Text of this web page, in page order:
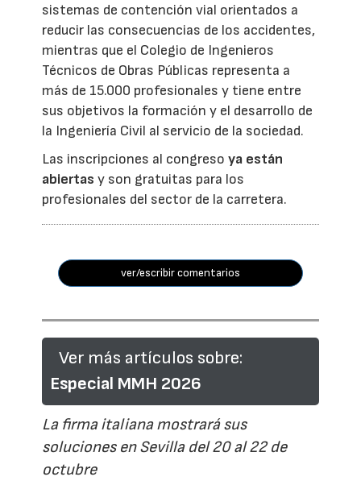
sistemas de contención vial orientados a
reducir las consecuencias de los accidentes,
mientras que el Colegio de Ingenieros
Técnicos de Obras Públicas representa a
más de 15.000 profesionales y tiene entre
sus objetivos la formación y el desarrollo de
la Ingeniería Civil al servicio de la sociedad.
Las inscripciones al congresoya están
abiertas y son gratuitas para los
profesionales del sector de la carretera.
ver/escribir comentarios
Ver más artículos sobre:
Especial MMH 2026
La firma italiana mostrará sus
soluciones en Sevilla del 20 al 22 de
octubre